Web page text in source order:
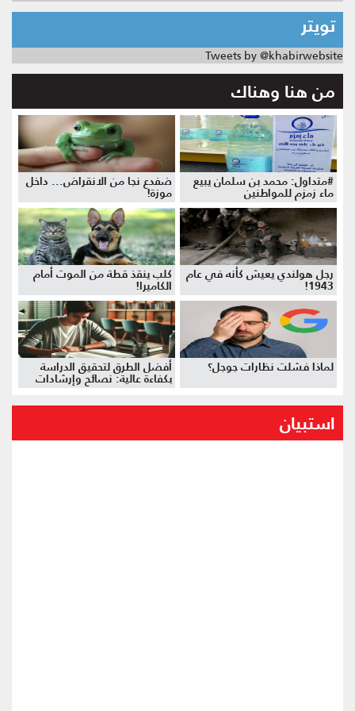
تويتر
Tweets by @khabirwebsite
من هنا وهناك
#متداول: محمد بن سلمان يبيع
ماء زمزم للمواطنين
ضفدع نجا من الانقراض... داخل
موزة!
رجل هولندي يعيش كأنه في عام
1943!
كلب ينقذ قطة من الموت أمام
الكاميرا!
لماذا فشلت نظارات جوجل؟ أفضل الطرق لتحقيق الدراسة
بكفاءة عالية: نصائح وإرشادات
استبيان